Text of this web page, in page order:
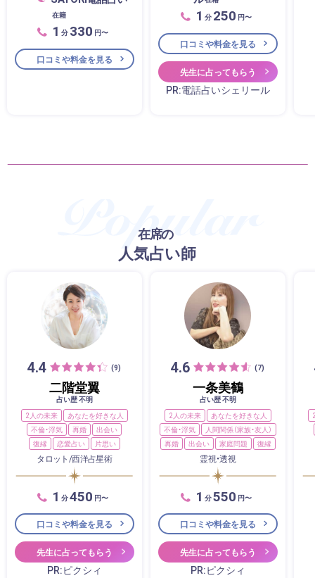
在籍
1 分 330 円〜
口コミや料金を見る
1 分 250 円〜
口コミや料金を見る
先生に占ってもらう
PR:電話占いシェリール
在席の
人気占い師
4.4 (9)
二階堂翼
占い歴 不明
2人の未来
あなたを好きな人
不倫・浮気
再婚
出会い
復縁
恋愛占い 片思い
タロット/西洋占星術
1 分450 円〜
口コミや料金を見る
先生に占ってもらう
PR:ピクシィ
4.6 (7)
一条美鶴
占い歴 不明
2人の未来
あなたを好きな人
不倫・浮気
人間関係（家族・友人）
再婚
出会い 家庭問題 復縁
霊視・透視
1 分550 円〜
口コミや料金を見る
先生に占ってもらう
PR:ピクシィ